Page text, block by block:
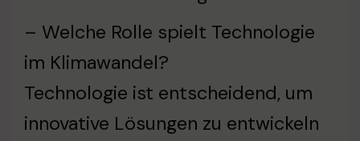
– Welche Rolle spielt Technologie
im Klimawandel?
Technologie ist entscheidend, um
innovative Lösungen zu entwickeln